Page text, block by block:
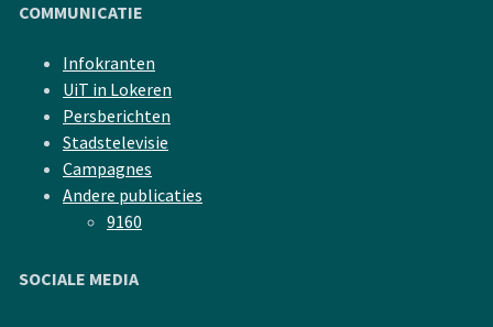
COMMUNICATIE
Infokranten
UiT in Lokeren
Persberichten
Stadstelevisie
Campagnes
Andere publicaties
9160
SOCIALE MEDIA